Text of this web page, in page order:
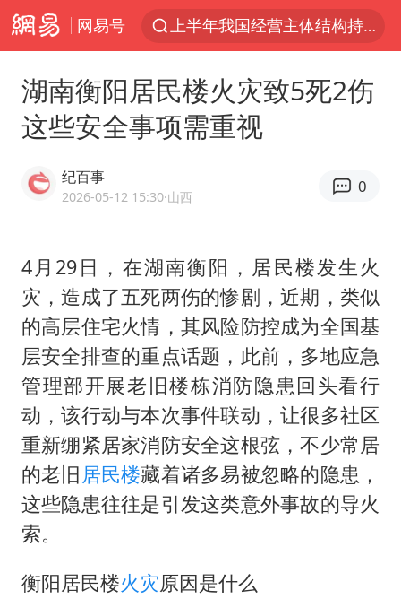
网易号
上半年我国经营主体结构持续优化
中国籍豪华游艇富商之子在泰国被杀
王艺迪无缘横滨赛决赛
《披荆斩棘2026》阵容官宣
国足U17与阿森纳决赛取消 并列冠军
《龙餐馆》 冲奖
上门女婿出轨女邻居多年被判重婚罪
2025年小学教师减少13.19万
女子发现前夫婚内与第三者育子
以军士兵把枪口对准中国记者
构建更高水平的全民健身公共服务体系
湖南衡阳居民楼火灾致5死2伤
这些安全事项需重视
纪百事
2026-05-12 15:30·山西
0
4月29日，在湖南衡阳，居民楼发生火
灾，造成了五死两伤的惨剧，近期，类似
的高层住宅火情，其风险防控成为全国基
层安全排查的重点话题，此前，多地应急
管理部开展老旧楼栋消防隐患回头看行
动，该行动与本次事件联动，让很多社区
重新绷紧居家消防安全这根弦，不少常居
的老旧居民楼藏着诸多易被忽略的隐患，
这些隐患往往是引发这类意外事故的导火
索。
衡阳居民楼火灾原因是什么